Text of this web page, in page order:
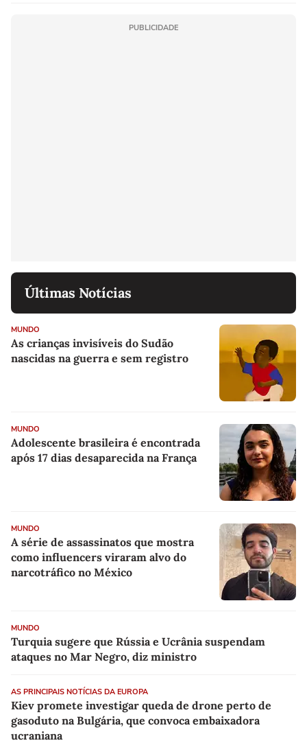
PUBLICIDADE
Últimas Notícias
MUNDO
As crianças invisíveis do Sudão
nascidas na guerra e sem registro
MUNDO
Adolescente brasileira é encontrada
após 17 dias desaparecida na França
MUNDO
A série de assassinatos que mostra
como influencers viraram alvo do
narcotráfico no México
MUNDO
Turquia sugere que Rússia e Ucrânia suspendam
ataques no Mar Negro, diz ministro
AS PRINCIPAIS NOTÍCIAS DA EUROPA
Kiev promete investigar queda de drone perto de
gasoduto na Bulgária, que convoca embaixadora
ucraniana